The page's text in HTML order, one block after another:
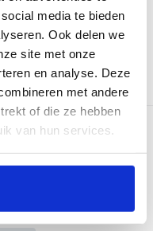
media te bieden
Ook delen we
site met onze
en analyse. Deze
met andere
of die ze hebben
van hun services.